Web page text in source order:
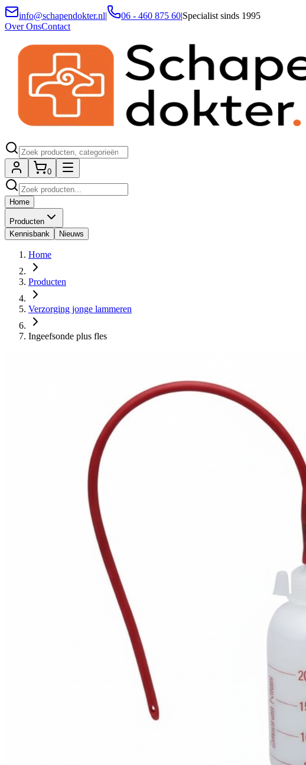
info@schapendokter.nl| 06 - 460 875 60|Specialist sinds 1995
Over OnsContact
0
Home
Producten
Kennisbank
Nieuws
Home
Producten
Verzorging jonge lammeren
Ingeefsonde plus fles